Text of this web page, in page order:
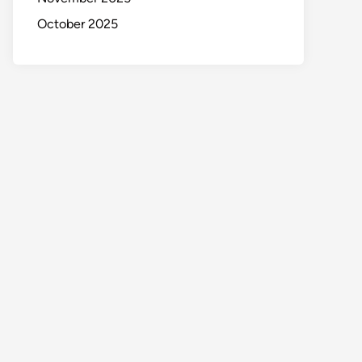
October 2025